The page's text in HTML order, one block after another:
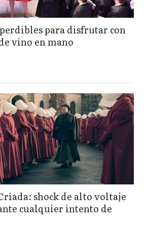
para disfrutar con
vino en mano
shock de alto voltaje
cualquier intento de